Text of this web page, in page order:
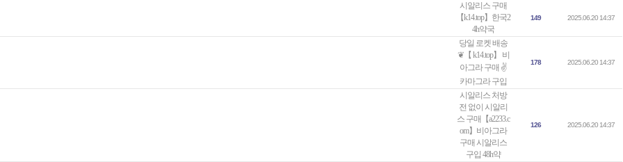
시알리스 구매
【k14.tоp】한국2
4h약국
149 2025.06.20 14:37
당일 로켓 배송
❦【 k14.top】 비
아그라 구매 ✌
카마그라 구입
178 2025.06.20 14:37
시알리스 처방
전 없이 시알리
스 구매【a2233.c
om】비아그라
구매 시알리스
구입 48h약
126 2025.06.20 14:37